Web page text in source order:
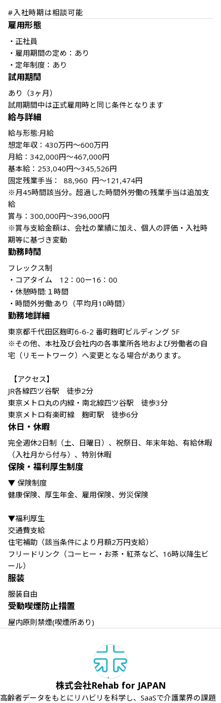
#入社時期は相談可能
雇用形態
・正社員
・雇用期間の定め：あり
・定年制度：あり
試用期間
あり（3ヶ月）
試用期間中は正式雇用時と同じ条件となります
給与詳細
給与形態:月給
想定年収：430万円～600万円
月給：342,000円～467,000円
基本給：253,040円～345,526円
固定残業手当：  88,960  円～121,474円
※月45時間該当分。超過した時間外労働の残業手当は追加支
給
賞与：300,000円～396,000円
※賞与支給金額は、会社の業績に加え、個人の評価・入社時
勤務時間
フレックス制
・コアタイム　12：00ー16：00
・休憩時間:１時間
勤務地詳細
東京都千代田区麹町6-6-2 番町麹町ビルディング 5F
※その他、本社及び会社内の各事業所各地および労働者の自
宅（リモートワーク）へ変更となる場合があります。
JR各線四ツ谷駅　徒歩2分
東京メトロ丸の内線・南北線四ツ谷駅　徒歩3分
東京メトロ有楽町線　麹町駅　徒歩6分
休日・休暇
完全週休2日制（土、日曜日）、祝祭日、年末年始、有給休暇
保険・福利厚生制度
▼ 保険制度
健康保険、厚生年金、雇用保険、労災保険
▼福利厚生
交通費支給
住宅補助（該当条件により月額2万円支給）
フリードリンク（コーヒー・お茶・紅茶など、16時以降生ビ
服装
服装自由
受動喫煙防止措置
屋内原則禁煙(喫煙所あり)
株式会社Rehab for JAPAN
高齢者データをもとにリハビリを科学し、SaaSで介護業界の課題